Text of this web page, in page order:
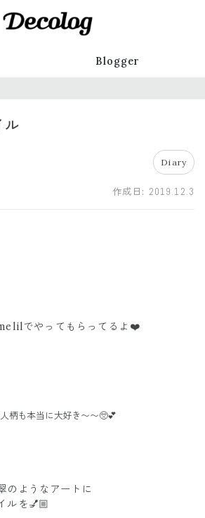
Blogger
ル
Diary
作成日: 2019.12.3
でやってもらってるよ❤️
柄も本当に大好き〜〜🥺💕
のようなアートに
ルを💅🏼